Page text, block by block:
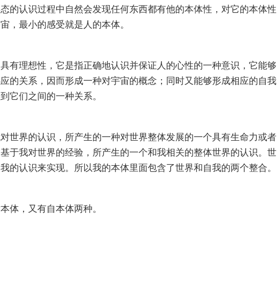
的认识过程中自然会发现任何东西都有他的本体性，对它的本体性
，最小的感受就是人的本体。
有理想性，它是指正确地认识并保证人的心性的一种意识，它能够
的关系，因而形成一种对宇宙的概念；同时又能够形成相应的自我
它们之间的一种关系。
世界的认识，所产生的一种对世界整体发展的一个具有生命力或者
于我对世界的经验，所产生的一个和我相关的整体世界的认识。世
的认识来实现。所以我的本体里面包含了世界和自我的两个整合。
体，又有自本体两种。